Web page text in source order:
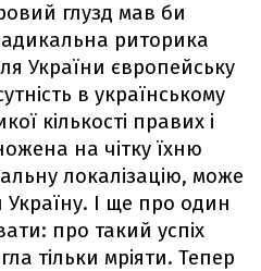
глузд мав би
риторика
України європейську
в українському
кількості правих і
на чітку їхню
локалізацію, може
І ще про один
про такий успіх
тільки мріяти. Тепер